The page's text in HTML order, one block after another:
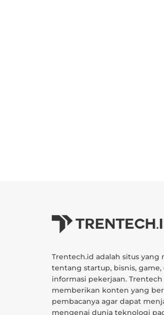
Trentech.id adalah situs
tentang startup, bisnis,
informasi pekerjaan. Trentech
memberikan konten yang
pembacanya agar dapat
mengenai dunia teknologi